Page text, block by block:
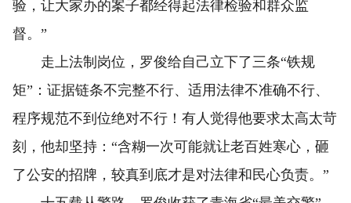
验，让大家办的案子都经得起法律检验和群众监
督。”
走上法制岗位，罗俊给自己立下了三条“铁规
矩”：证据链条不完整不行、适用法律不准确不行、
程序规范不到位绝对不行！有人觉得他要求太高太苛
刻，他却坚持：“含糊一次可能就让老百姓寒心，砸
了公安的招牌，较真到底才是对法律和民心负责。”